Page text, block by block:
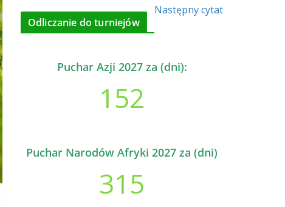
Następny cytat
Odliczanie do turniejów
Puchar Azji 2027 za (dni):
152
Puchar Narodów Afryki 2027 za (dni)
315